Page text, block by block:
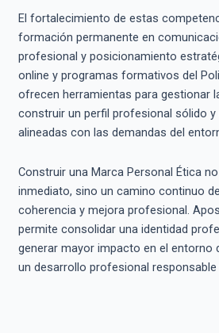
El fortalecimiento de estas
formación permanente en
profesional y posicionamiento
online y programas formativos del
ofrecen herramientas para gestionar
construir un perfil profesional sólido y
alineadas con las demandas del
Construir una Marca Personal Ética
inmediato, sino un camino continuo
coherencia y mejora profesional.
permite consolidar una identidad
generar mayor impacto en el entorno
un desarrollo profesional responsable